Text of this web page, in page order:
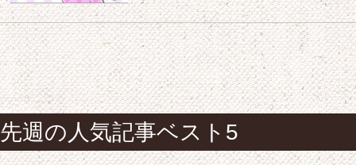
先週の人気記事ベスト5